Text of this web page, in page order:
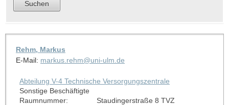
Rehm, Markus
E-Mail: markus.rehm@uni-ulm.de
Abteilung V-4 Technische Versorgungszentrale
Sonstige Beschäftigte
Raumnummer:
Staudingerstraße 8 TVZ